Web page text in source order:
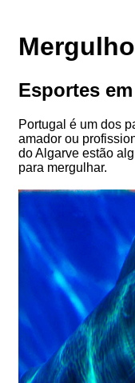
Mergulho
Esportes
Portugal é um dos
amador ou
do Algarve estão
para mergulhar.